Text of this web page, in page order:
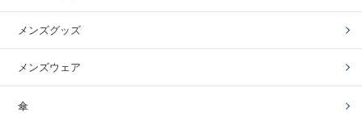
メンズグッズ
メンズウェア
傘